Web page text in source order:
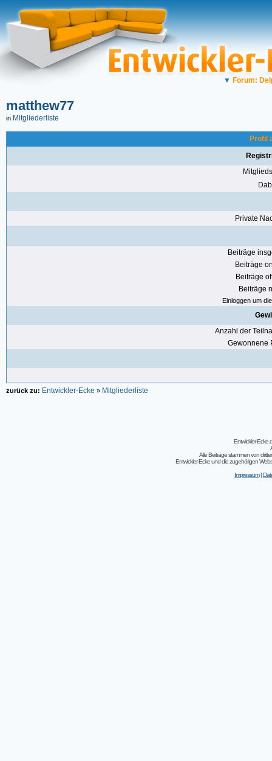
▼ Forum:
matthew77
in Mitgliederliste
Profil
Private
Beiträge
Beiträge
Beiträge
Beiträge
Einloggen um
Anzahl der
Gewonnene
zurück zu: Entwickler-Ecke » Mitgliederliste
Entwickler-
Alle Beiträge stammen von
Entwickler-Ecke und die zugehörigen
Impressum|